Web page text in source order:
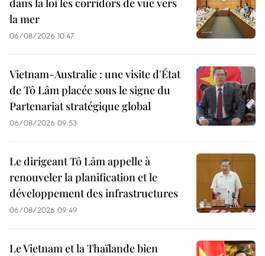
la mer
06/08/2026 10:47
Vietnam-Australie : une visite d'État
de Tô Lâm placée sous le signe du
Partenariat stratégique global
06/08/2026 09:53
Le dirigeant Tô Lâm appelle à
renouveler la planification et le
développement des infrastructures
06/08/2026 09:49
Le Vietnam et la Thaïlande bien